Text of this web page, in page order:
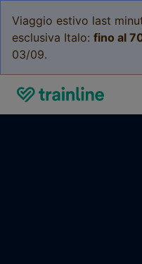
Viaggio estivo last
esclusiva Italo: fino al
03/09.